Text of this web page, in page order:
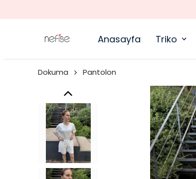
Anasayfa Triko
Dokuma Pantolon